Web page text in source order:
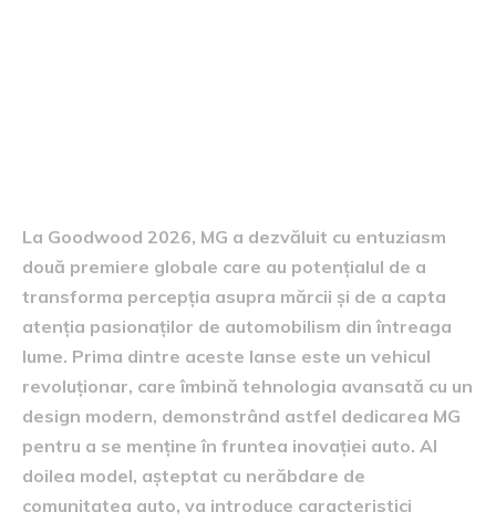
La Goodwood 2026, MG a dezvăluit cu entuziasm
două premiere globale care au potențialul de a
transforma percepția asupra mărcii și de a capta
atenția pasionaților de automobilism din întreaga
lume. Prima dintre aceste lanse este un vehicul
revoluționar, care îmbină tehnologia avansată cu un
design modern, demonstrând astfel dedicarea MG
pentru a se menține în fruntea inovației auto. Al
doilea model, așteptat cu nerăbdare de
comunitatea auto, va introduce caracteristici